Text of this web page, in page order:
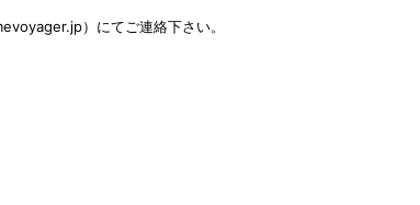
）にてご連絡下さい。